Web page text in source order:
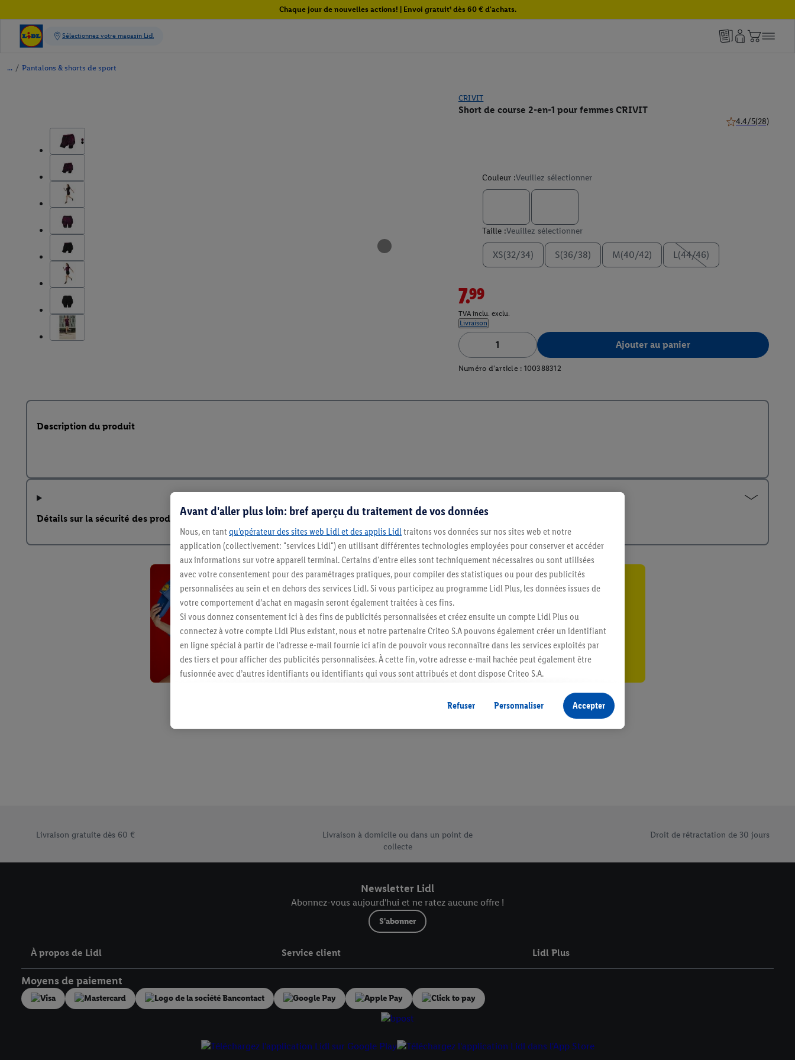
Chaque jour de nouvelles actions! | Envoi gratuit¹ dès 60 € d'achats.
/ Pantalons & shorts de sport
CRIVIT
Short de course 2-en-1 pour femmes CRIVIT
4.4/5(28)
Couleur :Veuillez sélectionner
Taille :Veuillez sélectionner
XS(32/34) S(36/38) M(40/42) L(44/46)
7.99
TVA inclu. exclu.
Livraison
Ajouter au panier
Numéro d'article : 100388312
Description du produit
Détails sur la sécurité des produits
Restez au courant
Abonnez-vous à la newsletter
S'abonner
Livraison gratuite dès 60 €
Livraison à domicile ou dans un point de
collecte
Droit de rétractation de 30 jours
Newsletter Lidl
Abonnez-vous aujourd'hui et ne ratez aucune offre !
S'abonner
À propos de Lidl Service client Lidl Plus
Moyens de paiement
Avant d'aller plus loin: bref aperçu du traitement de vos données
Nous, en tant qu’opérateur des sites web Lidl et des applis Lidl traitons vos données sur nos sites web et notre
application (collectivement: "services Lidl") en utilisant différentes technologies employées pour conserver et accéder
aux informations sur votre appareil terminal. Certains d'entre elles sont techniquement nécessaires ou sont utilisées
avec votre consentement pour des paramétrages pratiques, pour compiler des statistiques ou pour des publicités
personnalisées au sein et en dehors des services Lidl. Si vous participez au programme Lidl Plus, les données issues de
votre comportement d’achat en magasin seront également traitées à ces fins.
Si vous donnez consentement ici à des fins de publicités personnalisées et créez ensuite un compte Lidl Plus ou
connectez à votre compte Lidl Plus existant, nous et notre partenaire Criteo S.A pouvons également créer un identifiant
en ligne spécial à partir de l’adresse e-mail fournie ici afin de pouvoir vous reconnaître dans les services exploités par
des tiers et pour afficher des publicités personnalisées. À cette fin, votre adresse e-mail hachée peut également être
fusionnée avec d’autres identifiants ou identifiants qui vous sont attribués et dont dispose Criteo S.A.
vous avez montré de l’intérêt (par exemple en plaçant le produit dans un panier d’un webshop mais sans procéder à
l’achat) peuvent également être affichées sur plusieurs apppareils et plusieurs services de Lidl si plusieurs terminaux ou
plusieurs services de Lidl peuvent vous être attribués en utilisant votre adresse e-mail hachée et, le cas échéant, d’autres
déclaration relative à la protection des données
Refuser Personnaliser Accepter